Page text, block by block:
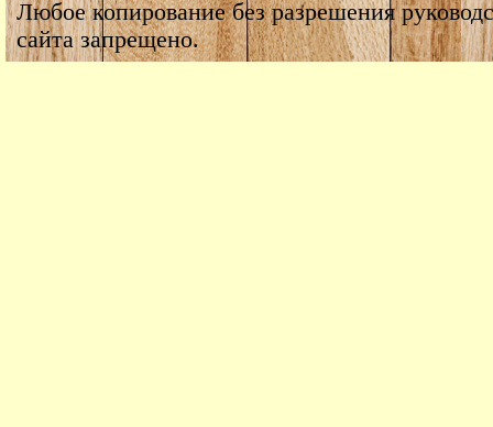
Любое копирование без разрешения
сайта запрещено.